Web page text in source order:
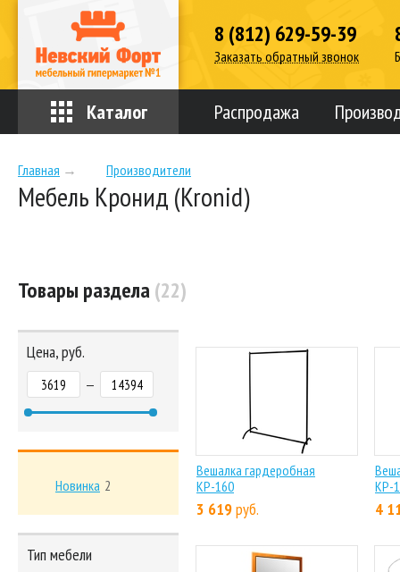
8 (812) 629-59-39
Заказать обратный звонок
Каталог Распродажа
Главная → Производители
Мебель Кронид (Kronid)
Товары раздела(22)
Вешалка гардеробная
КР-160
3 619руб.
КР-
4
Цена, руб.
—
Новинка 2
Тип мебели